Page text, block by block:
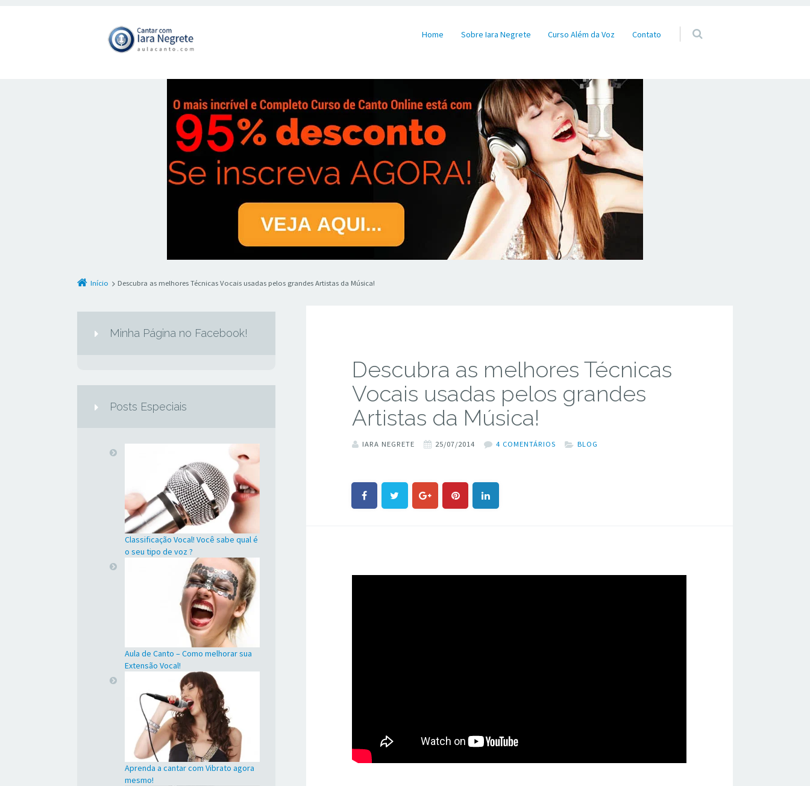
Pular para o conteúdo
Home Sobre Iara Negrete Curso Além da Voz Contato
Início Descubra as melhores Técnicas Vocais usadas pelos grandes Artistas da Música!
Descubra as melhores Técnicas
Vocais usadas pelos grandes
Artistas da Música!
IARA NEGRETE 25/07/2014 4 COMENTÁRIOS BLOG
Minha Página no Facebook!
Posts Especiais
Classificação Vocal! Você sabe qual é
o seu tipo de voz ?
Aula de Canto – Como melhorar sua
Extensão Vocal!
Aprenda a cantar com Vibrato agora
mesmo!